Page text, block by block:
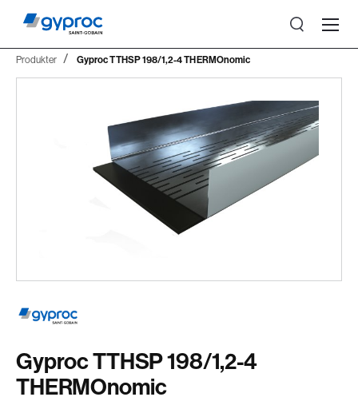
Produkter Gyproc TTHSP 198/1,2-4 THERMOnomic
Gyproc TTHSP 198/1,2-4
THERMOnomic